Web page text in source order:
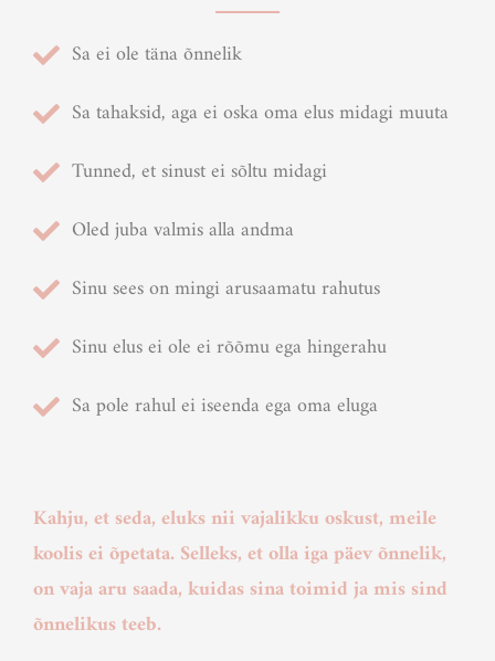
Sa ei ole täna õnnelik
Sa tahaksid, aga ei oska oma elus midagi muuta
Tunned, et sinust ei sõltu midagi
Oled juba valmis alla andma
Sinu sees on mingi arusaamatu rahutus
Sinu elus ei ole ei rõõmu ega hingerahu
Sa pole rahul ei iseenda ega oma eluga
Kahju, et seda, eluks nii vajalikku oskust, meile
koolis ei õpetata. Selleks, et olla iga päev õnnelik,
on vaja aru saada, kuidas sina toimid ja mis sind
õnnelikus teeb.